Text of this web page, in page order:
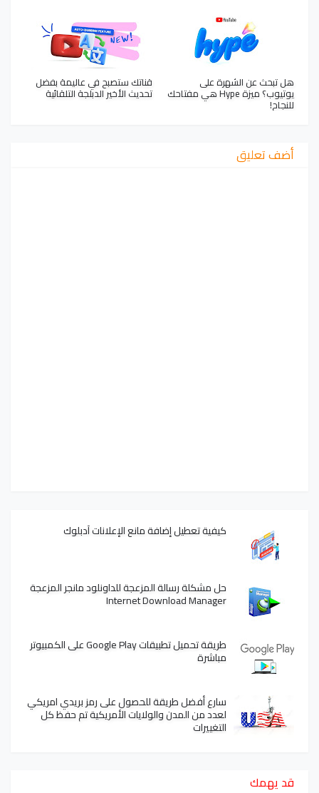
هل تبحث عن الشهرة على
يوتيوب؟ ميزة Hype هي مفتاحك
للنجاح!
قناتك ستصبح في عاليمة بفضل
تحديث الأخير الدبلجة التلقائية
أضف تعليق
كيفية تعطيل إضافة مانع الإعلانات آدبلوك
حل مشكلة رسالة المزعجة للداونلود مانجر المزعجة
Internet Download Manager
طريقة تحميل تطبيقات Google Play على الكمبيوتر
مباشرة
سارع أفضل طريقة للحصول على رمز بريدي امريكي
لعدد من المدن والولايات الأمريكية تم حفظ كل
التغييرات
قد يهمك